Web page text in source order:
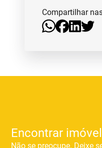
Compartilhar
Encontrar
Não se preocupe. Deixe